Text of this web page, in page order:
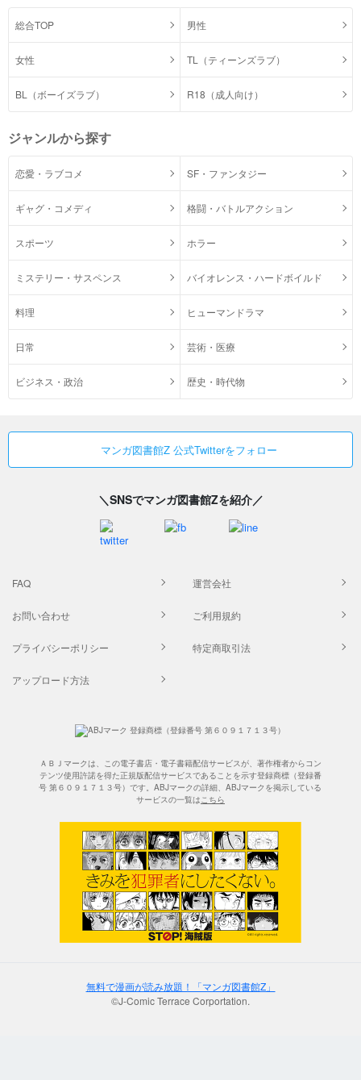
総合TOP 男性
女性 TL（ティーンズラブ）
BL（ボーイズラブ） R18（成人向け）
ジャンルから探す
恋愛・ラブコメ SF・ファンタジー
ギャグ・コメディ 格闘・バトルアクション
スポーツ ホラー
ミステリー・サスペンス バイオレンス・ハードボイルド
料理 ヒューマンドラマ
日常 芸術・医療
ビジネス・政治 歴史・時代物
マンガ図書館Z 公式Twitterをフォロー
＼SNSでマンガ図書館Zを紹介／
FAQ 運営会社
お問い合わせ ご利用規約
プライバシーポリシー 特定商取引法
アップロード方法
ＡＢＪマークは、この電子書店・電子書籍配信サービスが、著作権者からコン
テンツ使用許諾を得た正規版配信サービスであることを示す登録商標（登録番
号 第６０９１７１３号）です。ABJマークの詳細、ABJマークを掲示している
サービスの一覧はこちら
無料で漫画が読み放題！「マンガ図書館Z」
©J-Comic Terrace Corportation.